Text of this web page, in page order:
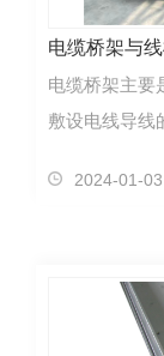
电缆桥架与
电缆桥架主要
敷设电线导线
板：是经过热
2024-01-03